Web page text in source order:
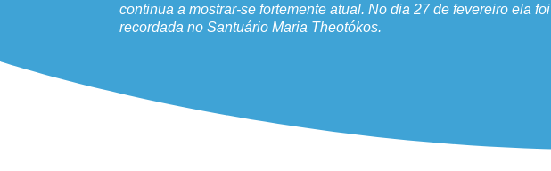
continua a mostrar-se fortemente atual. No dia 27 de fevereiro ela foi
recordada no Santuário Maria Theotókos.